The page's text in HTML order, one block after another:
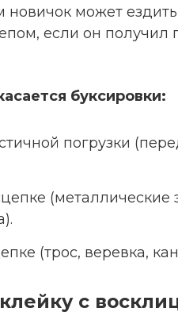
новичок может
если он
буксировки:
погрузки
(металлические
(трос, веревка,
с